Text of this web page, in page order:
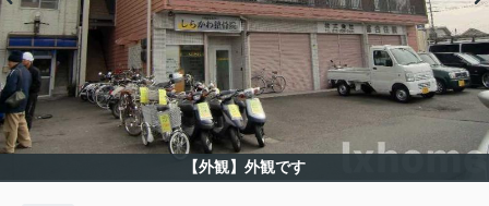
【外観】外観です